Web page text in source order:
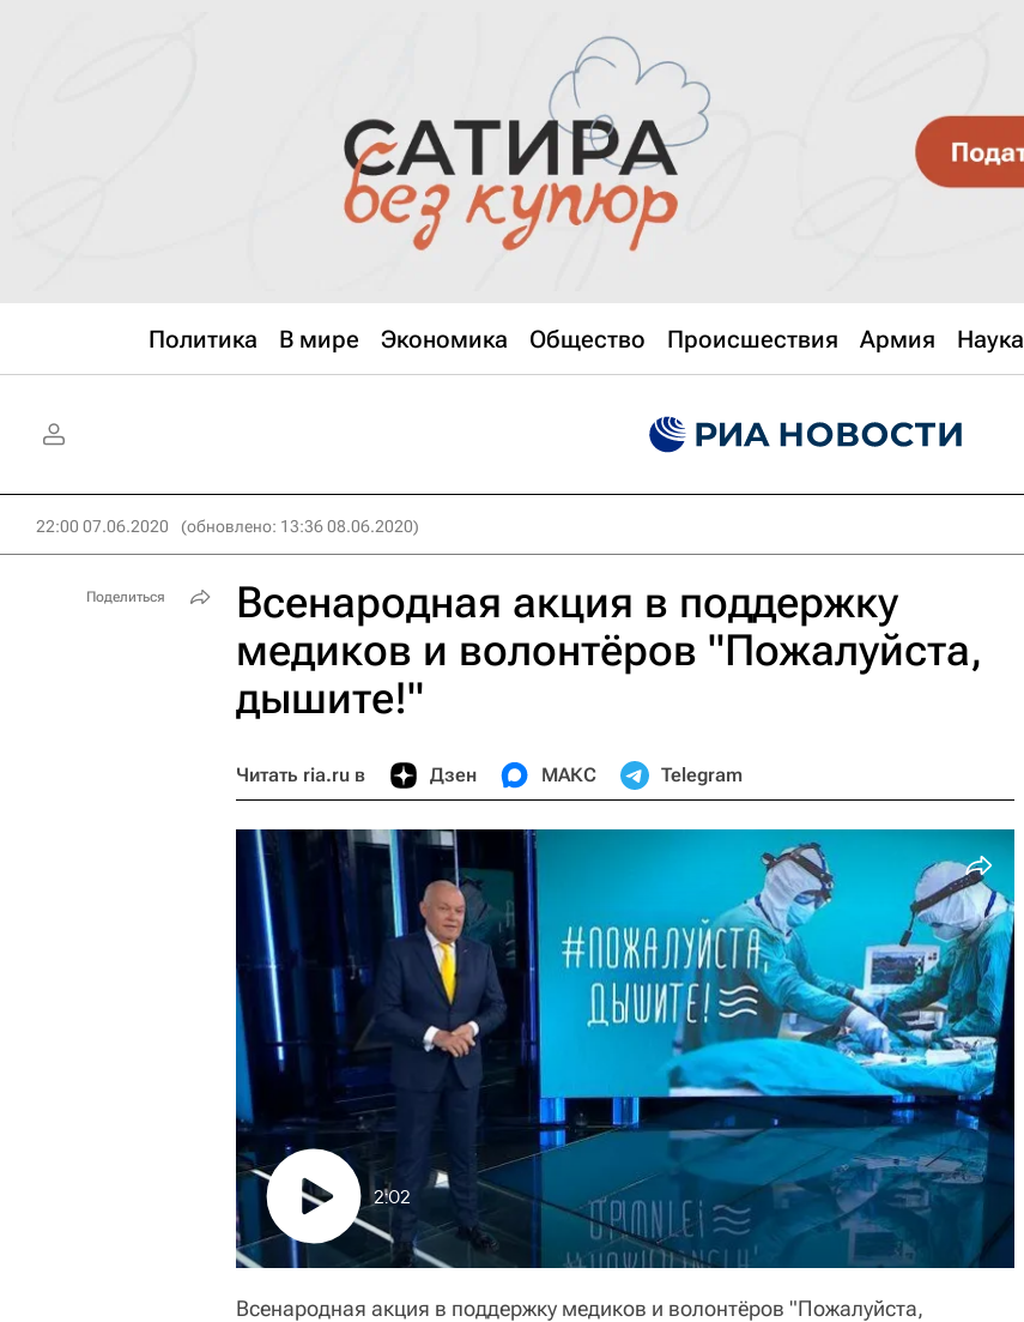
Политика В мире Экономика Общество Происшествия Армия Наука
22:00 07.06.2020 (обновлено: 13:36 08.06.2020)
Всенародная акция в поддержку
медиков и волонтёров "Пожалуйста,
дышите!"
Читать ria.ru в Дзен МАКС Telegram
2:02
Всенародная акция в поддержку медиков и волонтёров "Пожалуйста,
Поделиться